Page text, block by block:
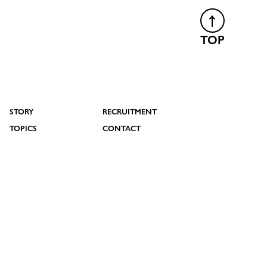
TOP
STORY
TOPICS
RECRUITMENT
CONTACT